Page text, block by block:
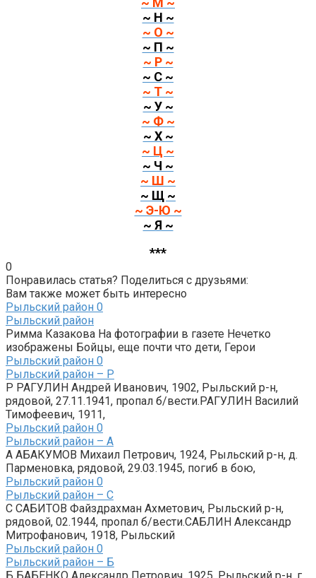
~ Н ~
~ О ~
~ П ~
~ Р ~
~ С ~
~ Т ~
~ У ~
~ Ф ~
~ Х ~
~ Ц ~
~ Ч ~
~ Ш ~
~ Щ ~
~ Э-Ю ~
~ Я ~
***
0
Понравилась статья? Поделиться с друзьями:
Вам также может быть интересно
Рыльский район 0
Рыльский район
Римма Казакова На фотографии в газете Нечетко
изображены Бойцы, еще почти что дети, Герои
Рыльский район 0
Рыльский район – Р
Р РАГУЛИН Андрей Иванович, 1902, Рыльский р-н,
рядовой, 27.11.1941, пропал б/вести.РАГУЛИН Василий
Тимофеевич, 1911,
Рыльский район 0
Рыльский район – А
А АБАКУМОВ Михаил Петрович, 1924, Рыльский р-н, д.
Парменовка, рядовой, 29.03.1945, погиб в бою,
Рыльский район 0
Рыльский район – С
С САБИТОВ Файздрахман Ахметович, Рыльский р-н,
рядовой, 02.1944, пропал б/вести.САБЛИН Александр
Митрофанович, 1918, Рыльский
Рыльский район 0
Рыльский район – Б